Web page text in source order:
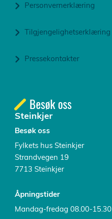
Personvernerklæring
Tilgjengelighetserklæring
Pressekontakter
Besøk oss
Steinkjer
Besøk oss
Fylkets hus Steinkjer
Strandvegen 19
7713 Steinkjer
Åpningstider
Mandag-fredag 08.00-15.30